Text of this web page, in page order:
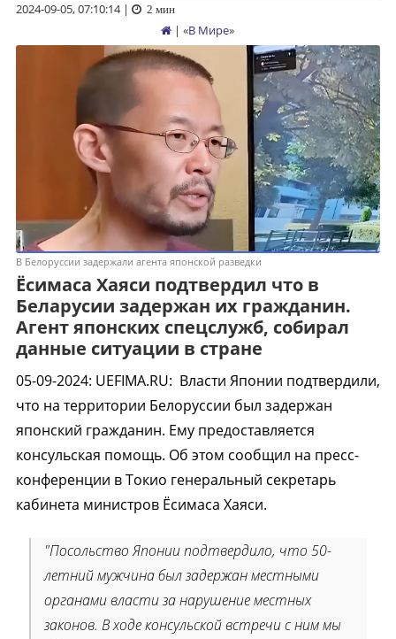
2024-09-05, 07:10:14| 2 мин
| «В Мире»
В Белоруссии задержали агента японской разведки
Ёсимаса Хаяси подтвердил что в
Беларусии задержан их гражданин.
Агент японских спецслужб, собирал
данные ситуации в стране
05-09-2024: UEFIMA.RU: Власти Японии подтвердили,
что на территории Белоруссии был задержан
японский гражданин. Ему предоставляется
консульская помощь. Об этом сообщил на пресс-
конференции в Токио генеральный секретарь
кабинета министров Ёсимаса Хаяси.
"Посольство Японии подтвердило, что 50-
летний мужчина был задержан местными
органами власти за нарушение местных
законов. В ходе консульской встречи с ним мы